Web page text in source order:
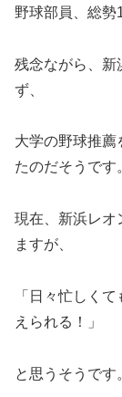
野球部員、総勢
残念ながら、新
ず、
大学の野球推薦
たのだそうです
現在、新浜レオ
ますが、
「日々忙しく
えられる！」
と思うそうです